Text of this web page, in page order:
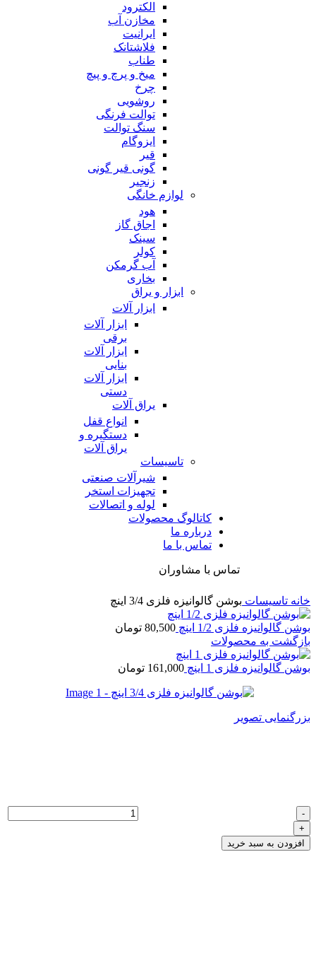
الکترود
مخازن آب
ایرانیت
فلاشتانک
طناب
میخ و پرچ و پیچ
چرخ
روشویی
توالت فرنگی
سنگ توالت
ایزوگام
قیر
گونی قیر گونی
زنجیر
لوازم خانگی
هود
اجاق گاز
سینک
کولر
آب گرمکن
بخاری
ابزار و یراق
ابزار آلات
ابزار آلات
برقی
ابزار آلات
بنایی
ابزار آلات
دستی
یراق آلات
انواع قفل
دستگیره و
یراق آلات
تاسیسات
شیرآلات صنعتی
تجهیزات استخر
لوله و اتصالات
کاتالوگ محصولات
درباره ما
تماس با ما
تماس با مشاوران
خانه تاسیسات بوشن گالوانیزه فلزی 3/4 اینچ
بوشن گالوانیزه فلزی 1/2 اینچ 80,500 تومان
بازگشت به محصولات
بوشن گالوانیزه فلزی 1 اینچ 161,000 تومان
بزرگنمایی تصویر
افزودن به سبد خرید